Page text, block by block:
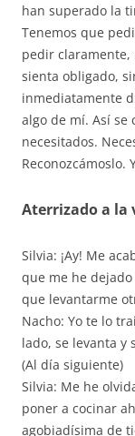
han superado la
Tenemos que
pedir claramente,
sienta obligado,
inmediatamente
algo de mí. Así se
necesitados.
Reconozcámoslo.
Aterrizado a
Silvia: ¡Ay! Me
que me he
que levantarme
Nacho: Yo te lo
lado, se levanta y
(Al día siguiente)
Silvia: Me he
poner a cocinar
agobiadísima de